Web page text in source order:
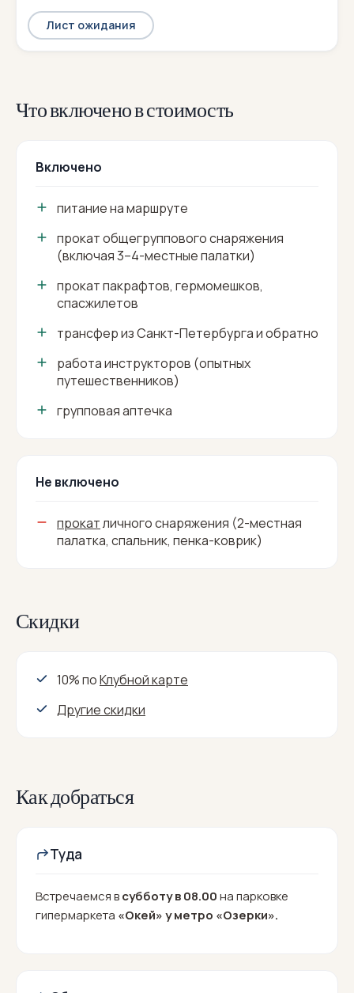
Лист ожидания
Что включено в стоимость
Включено
питание на маршруте
прокат общегруппового снаряжения
(включая 3–4-местные палатки)
прокат пакрафтов, гермомешков,
спасжилетов
трансфер из Санкт-Петербурга и обратно
работа инструкторов (опытных
путешественников)
групповая аптечка
Не включено
прокатличного снаряжения (2-местная
палатка, спальник, пенка-коврик)
Скидки
10% поКлубной карте
Другие скидки
Как добраться
Туда
Встречаемся всубботу в 08.00на парковке
гипермаркета «Окей» у метро «Озерки».